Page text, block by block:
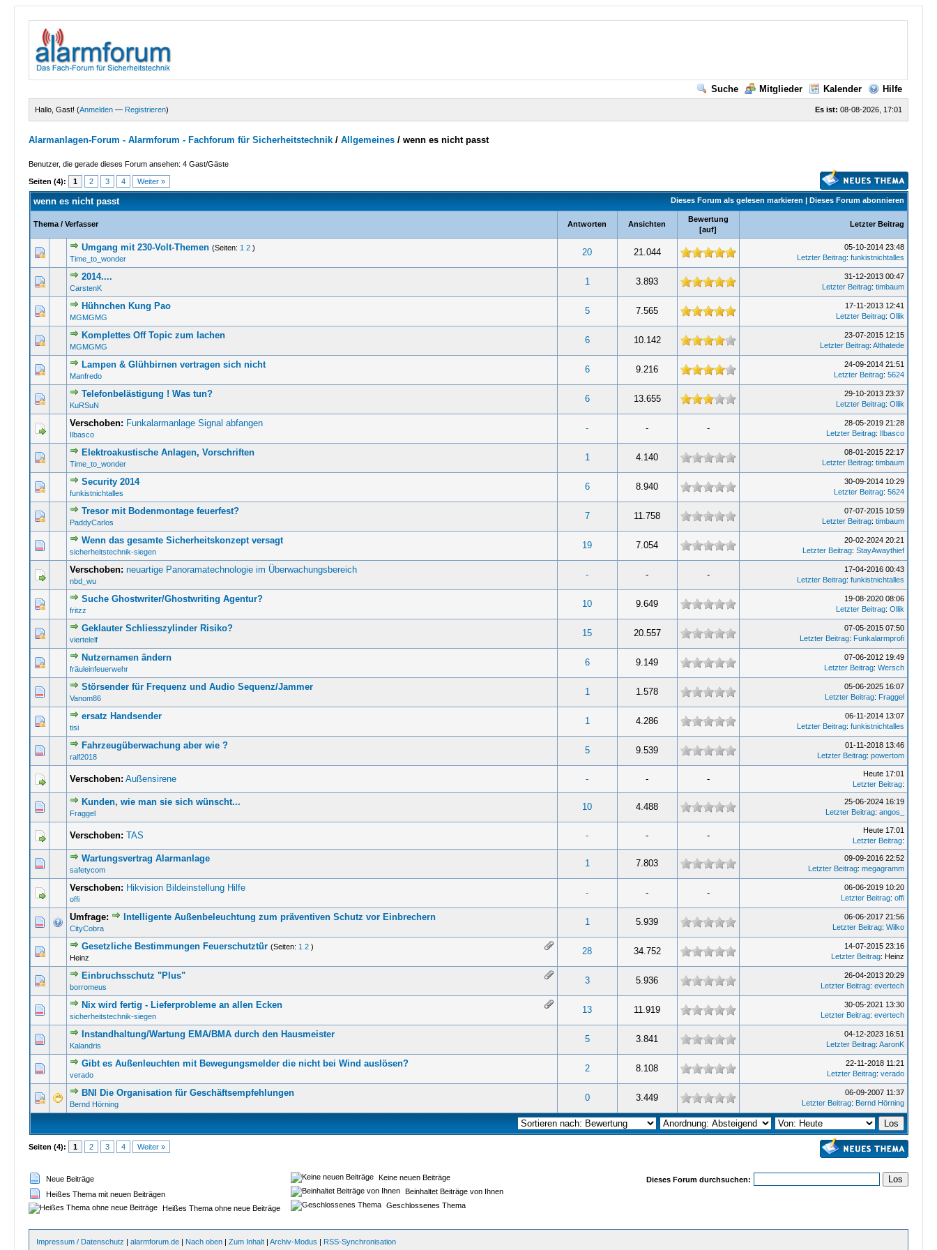
Suche Mitglieder Kalender Hilfe
Es ist: 08-08-2026, 17:01
Hallo, Gast! (Anmelden — Registrieren)
Alarmanlagen-Forum - Alarmforum - Fachforum für Sicherheitstechnik /Allgemeines /wenn es nicht passt
Benutzer, die gerade dieses Forum ansehen: 4 Gast/Gäste
Seiten (4): 1 2 3 4 Weiter »
Dieses Forum als gelesen markieren | Dieses Forum abonnieren
wenn es nicht passt
Thema/ Verfasser Antworten Ansichten
Bewertung
[auf]
Letzter Beitrag
Umgang mit 230-Volt-Themen (Seiten: 1 2 )
Time_to_wonder
20 21.044
05-10-2014 23:48
Letzter Beitrag: funkistnichtalles
2014....
CarstenK
1 3.893
31-12-2013 00:47
Letzter Beitrag: timbaum
Hühnchen Kung Pao
MGMGMG
5 7.565
17-11-2013 12:41
Letzter Beitrag: Ollik
Komplettes Off Topic zum lachen
MGMGMG
6 10.142
23-07-2015 12:15
Letzter Beitrag: Althatede
Lampen & Glühbirnen vertragen sich nicht
Manfredo
6 9.216
24-09-2014 21:51
Letzter Beitrag: 5624
Telefonbelästigung ! Was tun?
KuRSuN
6 13.655
29-10-2013 23:37
Letzter Beitrag: Ollik
Verschoben: Funkalarmanlage Signal abfangen
Ilbasco
- - -
28-05-2019 21:28
Letzter Beitrag: Ilbasco
Elektroakustische Anlagen, Vorschriften
Time_to_wonder
1 4.140
0 Bewertung(en) - 0 von 5 durchschnittlich
08-01-2015 22:17
Letzter Beitrag: timbaum
Security 2014
funkistnichtalles
6 8.940
30-09-2014 10:29
Letzter Beitrag: 5624
Tresor mit Bodenmontage feuerfest?
PaddyCarlos
7 11.758
07-07-2015 10:59
Letzter Beitrag: timbaum
Wenn das gesamte Sicherheitskonzept versagt
sicherheitstechnik-siegen
19 7.054
0 Bewertung(en) - 0 von 5 durchschnittlich
20-02-2024 20:21
Letzter Beitrag: StayAwaythief
Verschoben: neuartige Panoramatechnologie im Überwachungsbereich
nbd_wu
- - -
17-04-2016 00:43
Letzter Beitrag: funkistnichtalles
Suche Ghostwriter/Ghostwriting Agentur?
fritzz
10 9.649
0 Bewertung(en) - 0 von 5 durchschnittlich
19-08-2020 08:06
Letzter Beitrag: Ollik
Geklauter Schliesszylinder Risiko?
viertelelf
15 20.557
07-05-2015 07:50
Letzter Beitrag: Funkalarmprofi
Nutzernamen ändern
fräuleinfeuerwehr
6 9.149
07-06-2012 19:49
Letzter Beitrag: Wersch
Störsender für Frequenz und Audio Sequenz/Jammer
Vanom86
1 1.578
0 Bewertung(en) - 0 von 5 durchschnittlich
05-06-2025 16:07
Letzter Beitrag: Fraggel
ersatz Handsender
tisi
1 4.286
06-11-2014 13:07
Letzter Beitrag: funkistnichtalles
Fahrzeugüberwachung aber wie ?
ralf2018
5 9.539
01-11-2018 13:46
Letzter Beitrag: powertom
Verschoben: Außensirene - - -
Heute 17:01
Letzter Beitrag:
Kunden, wie man sie sich wünscht...
Fraggel
10 4.488
25-06-2024 16:19
Letzter Beitrag: angos_
Verschoben: TAS - - -
Heute 17:01
Letzter Beitrag:
Wartungsvertrag Alarmanlage
safetycom
1 7.803
09-09-2016 22:52
Letzter Beitrag: megagramm
Verschoben: Hikvision Bildeinstellung Hilfe
offi
- - -
06-06-2019 10:20
Letzter Beitrag: offi
Umfrage: Intelligente Außenbeleuchtung zum präventiven Schutz vor Einbrechern
CityCobra
1 5.939
0 Bewertung(en) - 0 von 5 durchschnittlich
1234 5
06-06-2017 21:56
Letzter Beitrag: Wilko
Gesetzliche Bestimmungen Feuerschutztür (Seiten: 1 2 )
Heinz
28 34.752
0 Bewertung(en) - 0 von 5 durchschnittlich
14-07-2015 23:16
Letzter Beitrag: Heinz
Einbruchsschutz "Plus"
borromeus
3 5.936
26-04-2013 20:29
Letzter Beitrag: evertech
Nix wird fertig - Lieferprobleme an allen Ecken
sicherheitstechnik-siegen
13 11.919
0 Bewertung(en) - 0 von 5 durchschnittlich
30-05-2021 13:30
Letzter Beitrag: evertech
Instandhaltung/Wartung EMA/BMA durch den Hausmeister
Kalandris
5 3.841
0 Bewertung(en) - 0 von 5 durchschnittlich
04-12-2023 16:51
Letzter Beitrag: AaronK
Gibt es Außenleuchten mit Bewegungsmelder die nicht bei Wind auslösen?
verado
2 8.108
0 Bewertung(en) - 0 von 5 durchschnittlich
1 23 45
22-11-2018 11:21
Letzter Beitrag: verado
BNI Die Organisation für Geschäftsempfehlungen
Bernd Hörning
0 3.449
0 Bewertung(en) - 0 von 5 durchschnittlich
06-09-2007 11:37
Letzter Beitrag: Bernd Hörning
Seiten (4): 1 2 3 4 Weiter »
Neue Beiträge
Heißes Thema mit neuen Beiträgen
Heißes Thema ohne neue Beiträge
Keine neuen Beiträge
Beinhaltet Beiträge von Ihnen
Geschlossenes Thema
Dieses Forum durchsuchen:
Impressum / Datenschutz |alarmforum.de | Nach oben |Zum Inhalt |Archiv-Modus | RSS-Synchronisation